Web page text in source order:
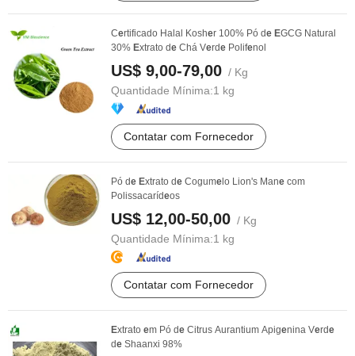
Certificado Halal Kosher 100% Pó de EGCG Natural
30% Extrato de Chá Verde Polifenol
US$ 9,00-79,00 / Kg
Quantidade Mínima:1 kg
Contatar com Fornecedor
Pó de Extrato de Cogume lo Lion's Mane com
Polissacarídeos
US$ 12,00-50,00 / Kg
Quantidade Mínima:1 kg
Contatar com Fornecedor
Extrato em Pó de Citrus Aurantium Apigenina Verde
de Shaanxi 98%